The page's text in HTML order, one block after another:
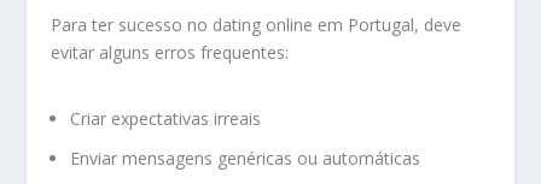
Para ter sucesso no dating online em Portugal, deve
evitar alguns erros frequentes:
Criar expectativas irreais
Enviar mensagens genéricas ou automáticas